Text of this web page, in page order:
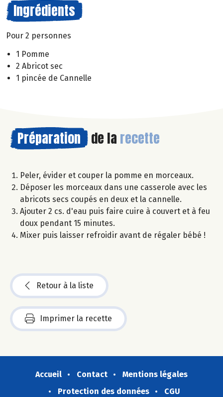
Ingrédients
Pour 2 personnes
1 Pomme
2 Abricot sec
1 pincée de Cannelle
Préparation de la recette
Peler, évider et couper la pomme en morceaux.
Déposer les morceaux dans une casserole avec les
abricots secs coupés en deux et la cannelle.
Ajouter 2 cs. d'eau puis faire cuire à couvert et à feu
doux pendant 15 minutes.
Mixer puis laisser refroidir avant de régaler bébé !
Retour à la liste
Imprimer la recette
Accueil Contact
Mentions légales
Protection des données
CGU